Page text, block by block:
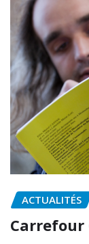
ACTUALITÉS
Carrefour